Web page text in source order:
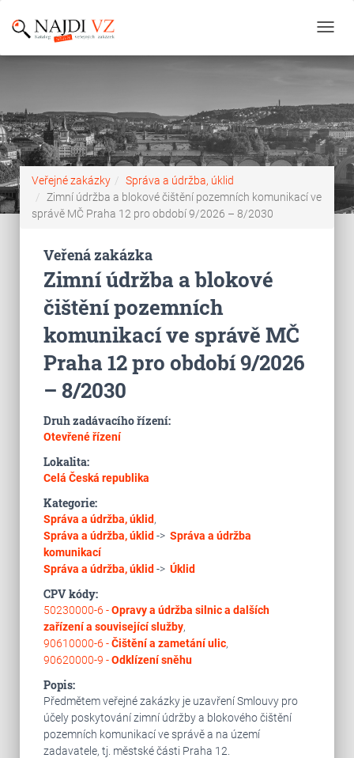
Veřejné zakázky
Správa a údržba, úklid
Zimní údržba a blokové čištění pozemních komunikací ve
správě MČ Praha 12 pro období 9/2026 – 8/2030
Veřená zakázka
Zimní údržba a blokové
čištění pozemních
komunikací ve správě MČ
Praha 12 pro období 9/2026
– 8/2030
Druh zadávacího řízení:
Otevřené řízení
Lokalita:
Celá Česká republika
Kategorie:
Správa a údržba, úklid,
Správa a údržba, úklid -> Správa a údržba
komunikací
Správa a údržba, úklid -> Úklid
CPV kódy:
50230000-6 -Opravy a údržba silnic a dalších
zařízení a související služby,
90610000-6 -Čištění a zametání ulic,
90620000-9 -Odklízení sněhu
Popis:
Předmětem veřejné zakázky je uzavření Smlouvy pro
účely poskytování zimní údržby a blokového čištění
pozemních komunikací ve správě a na území
zadavatele, tj. městské části Praha 12.